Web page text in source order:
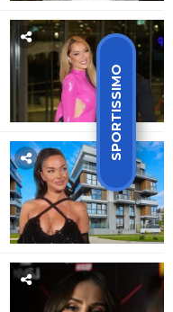
SPORTISSIMO